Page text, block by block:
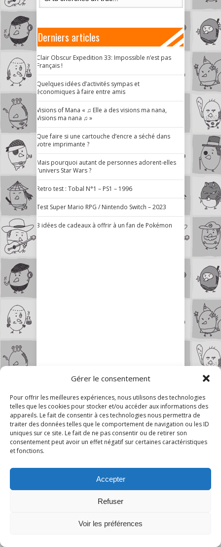
Gérer le consentement
Pour offrir les meilleures expériences, nous utilisons des technologies
telles que les cookies pour stocker et/ou accéder aux informations des
appareils. Le fait de consentir à ces technologies nous permettra de
traiter des données telles que le comportement de navigation ou les ID
uniques sur ce site. Le fait de ne pas consentir ou de retirer son
consentement peut avoir un effet négatif sur certaines caractéristiques
et fonctions.
Accepter
Refuser
Voir les préférences
Derniers articles
Clair Obscur Expedition 33: Impossible n’est pas
Français !
Quelques idées d’activités sympas et
économiques à faire entre amis
Visions of Mana « ♫ Elle a des visions ma nana,
Visions ma nana ♫ »
Que faire si une cartouche d’encre a séché dans
votre imprimante ?
Mais pourquoi autant de personnes adorent-elles
l’univers Star Wars ?
Retro test : Tobal N°1 – PS1 – 1996
Test Super Mario RPG / Nintendo Switch – 2023
3 idées de cadeaux à offrir à un fan de Pokémon
Nos poulains sur Youtube